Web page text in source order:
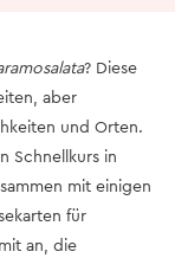
? Diese
aber
und Orten.
Schnellkurs in
mit einigen
für
an, die